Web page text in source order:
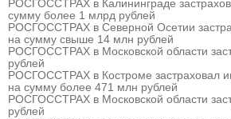
РОСГОССТРАХ в Калининграде
сумму более 1 млрд рублей
РОСГОССТРАХ в Северной Осетии
на сумму свыше 14 млн рублей
РОСГОССТРАХ в Московской области
рублей
РОСГОССТРАХ в Костроме застраховал
на сумму более 471 млн рублей
РОСГОССТРАХ в Московской области
рублей